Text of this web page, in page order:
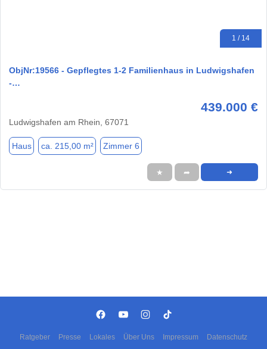
1 / 14
ObjNr:19566 - Gepflegtes 1-2 Familienhaus in Ludwigshafen
-…
439.000 €
Ludwigshafen am Rhein, 67071
Haus ca. 215,00 m² Zimmer 6
★ ➦ ➜
Ratgeber Presse Lokales Über Uns Impressum Datenschutz